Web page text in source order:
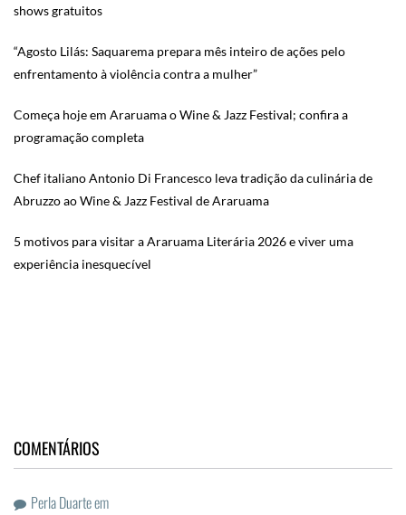
shows gratuitos
“Agosto Lilás: Saquarema prepara mês inteiro de ações pelo
enfrentamento à violência contra a mulher”
Começa hoje em Araruama o Wine & Jazz Festival; confira a
programação completa
Chef italiano Antonio Di Francesco leva tradição da culinária de
Abruzzo ao Wine & Jazz Festival de Araruama
5 motivos para visitar a Araruama Literária 2026 e viver uma
experiência inesquecível
COMENTÁRIOS
Perla Duarteem